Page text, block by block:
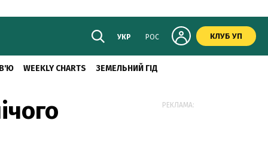
УКР РОС КЛУБ УП
WEEKLY CHARTS ЗЕМЕЛЬНИЙ ГІД
РЕКЛАМА: